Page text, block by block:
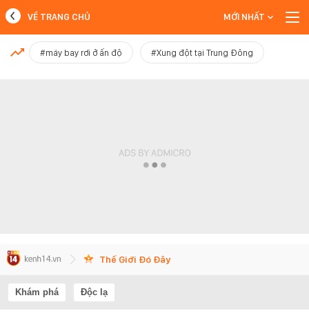
MỚI NHẤT
VỀ TRANG CHỦ MỚI NHẤT
#máy bay rơi ở ấn độ #Xung đột tại Trung Đông
Thế Giới Đó Đây
Khám phá Độc lạ